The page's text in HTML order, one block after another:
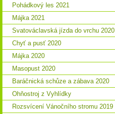
Pohádkový les 2021
Májka 2021
Svatováclavská jízda do vrchu 2020
Chyť a pusť 2020
Májka 2020
Masopust 2020
Baráčnická schůze a zábava 2020
Ohňostroj z Vyhlídky
Rozsvícení Vánočního stromu 2019